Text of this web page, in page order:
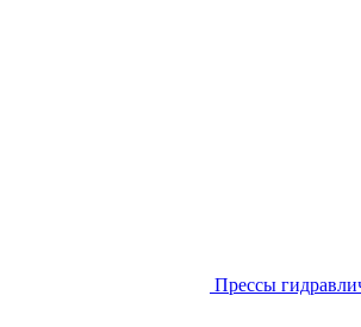
Прессы